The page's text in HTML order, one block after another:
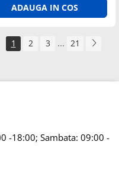
ADAUGA IN COS
1 2 3 ... 21
-18:00; Sambata: 09:00 -